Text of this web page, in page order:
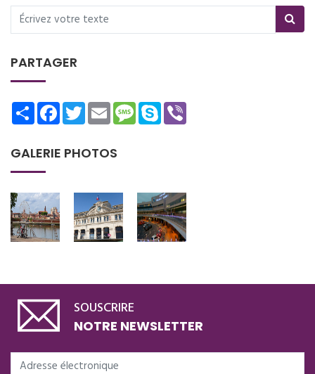
PARTAGER
ShareFacebookTwitterEmailMessage
Skype
GALERIE PHOTOS
SOUSCRIRE
NOTRE NEWSLETTER